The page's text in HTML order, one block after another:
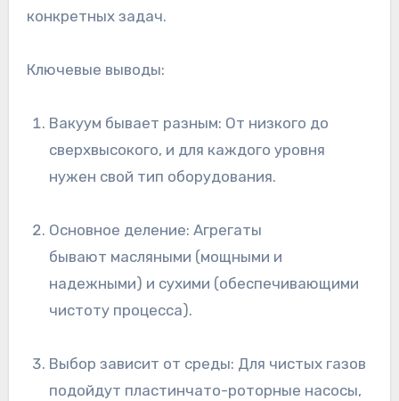
конкретных задач.
Ключевые выводы:
Вакуум бывает разным: От низкого до
сверхвысокого, и для каждого уровня
нужен свой тип оборудования.
Основное деление: Агрегаты
бывают масляными (мощными и
надежными) и сухими (обеспечивающими
чистоту процесса).
Выбор зависит от среды: Для чистых газов
подойдут пластинчато-роторные насосы,